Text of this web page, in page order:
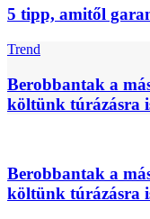
5 tipp, amitől
Trend
Berobbantak a
költünk túrázásra
Berobbantak a
költünk túrázásra